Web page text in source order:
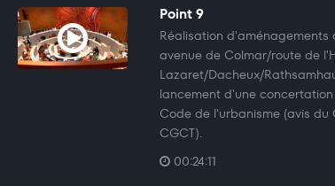
Point 9
Réalisation
avenue de Colmar/route de
Lazaret/Dacheux/
lancement d'une
Code de l'urbanisme (avis du
CGCT).
00:24:11